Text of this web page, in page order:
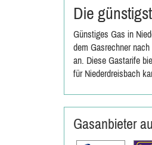
Die
Günstiges Gas in
dem Gasrechner
an. Diese Gastarife
für Niederdreisbach
Gasanbieter